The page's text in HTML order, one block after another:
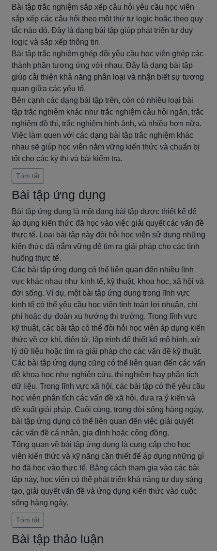
Bài tập trắc nghiệm sắp xếp câu hỏi yêu cầu học viên
sắp xếp các câu hỏi theo một thứ tự logic hoặc theo quy
tắc nào đó. Đây là dạng bài tập giúp phát triển tư duy
logic và sắp xếp thông tin.
Bài tập trắc nghiệm ghép đôi yêu cầu học viên ghép các
thành phần tương ứng với nhau. Đây là dạng bài tập
giúp cải thiện khả năng phân loại và nhận biết sự tương
quan giữa các yếu tố.
Bên cạnh các dạng bài tập trên, còn có nhiều loại bài
tập trắc nghiệm khác như trắc nghiệm câu hỏi ngắn, trắc
nghiệm đồ thị, trắc nghiệm hình ảnh, và nhiều hơn nữa.
Việc làm quen với các dạng bài tập trắc nghiệm khác
nhau sẽ giúp học viên nắm vững kiến thức và chuẩn bị
tốt cho các kỳ thi và bài kiểm tra.
Tóm tắt
Bài tập ứng dụng
Bài tập ứng dụng là một dạng bài tập được thiết kế để
áp dụng kiến thức đã học vào việc giải quyết các vấn đề
thực tế. Loại bài tập này đòi hỏi học viên sử dụng những
kiến thức đã nắm vững để tìm ra giải pháp cho các tình
huống thực tế.
Các bài tập ứng dụng có thể liên quan đến nhiều lĩnh
vực khác nhau như kinh tế, kỹ thuật, khoa học, xã hội và
đời sống. Ví dụ, một bài tập ứng dụng trong lĩnh vực
kinh tế có thể yêu cầu học viên tính toán lợi nhuận, chi
phí hoặc dự đoán xu hướng thị trường. Trong lĩnh vực
kỹ thuật, các bài tập có thể đòi hỏi học viên áp dụng kiến
thức về cơ khí, điện tử, lập trình để thiết kế mô hình, xử
lý dữ liệu hoặc tìm ra giải pháp cho các vấn đề kỹ thuật.
Các bài tập ứng dụng cũng có thể liên quan đến các vấn
đề khoa học như nghiên cứu, thí nghiệm hay phân tích
dữ liệu. Trong lĩnh vực xã hội, các bài tập có thể yêu cầu
học viên phân tích các vấn đề xã hội, đưa ra ý kiến và
đề xuất giải pháp. Cuối cùng, trong đời sống hàng ngày,
bài tập ứng dụng có thể liên quan đến việc giải quyết
các vấn đề cá nhân, gia đình hoặc cộng đồng.
Tổng quan về bài tập ứng dụng là cung cấp cho học
viên kiến thức và kỹ năng cần thiết để áp dụng những gì
họ đã học vào thực tế. Bằng cách tham gia vào các bài
tập này, học viên có thể phát triển khả năng tư duy sáng
tạo, giải quyết vấn đề và ứng dụng kiến thức vào cuộc
sống hàng ngày.
Tóm tắt
Bài tập thảo luận